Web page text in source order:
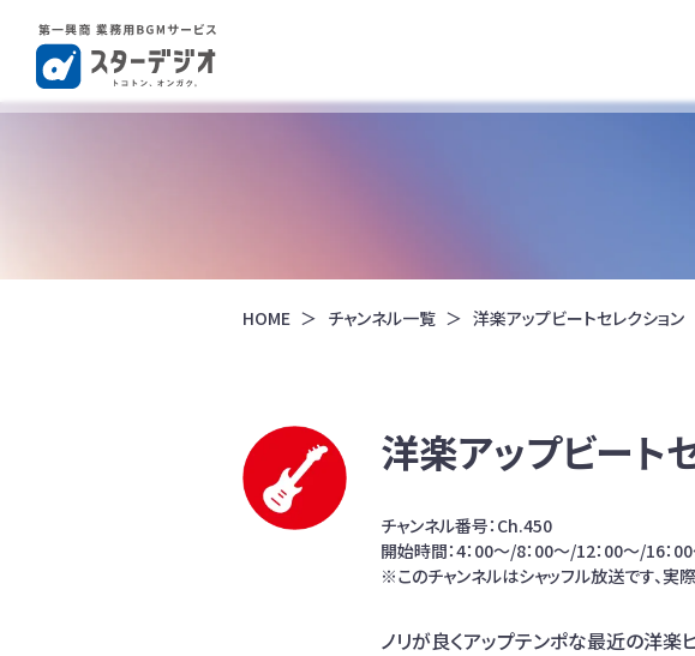
HOME チャンネル一覧 洋楽アップビートセレクション
洋楽アップビート
チャンネル番号：Ch.450
開始時間：4：00～/8：00～/12：00～/16：
※このチャンネルはシャッフル放送です、
ノリが良くアップテンポな最近の洋楽